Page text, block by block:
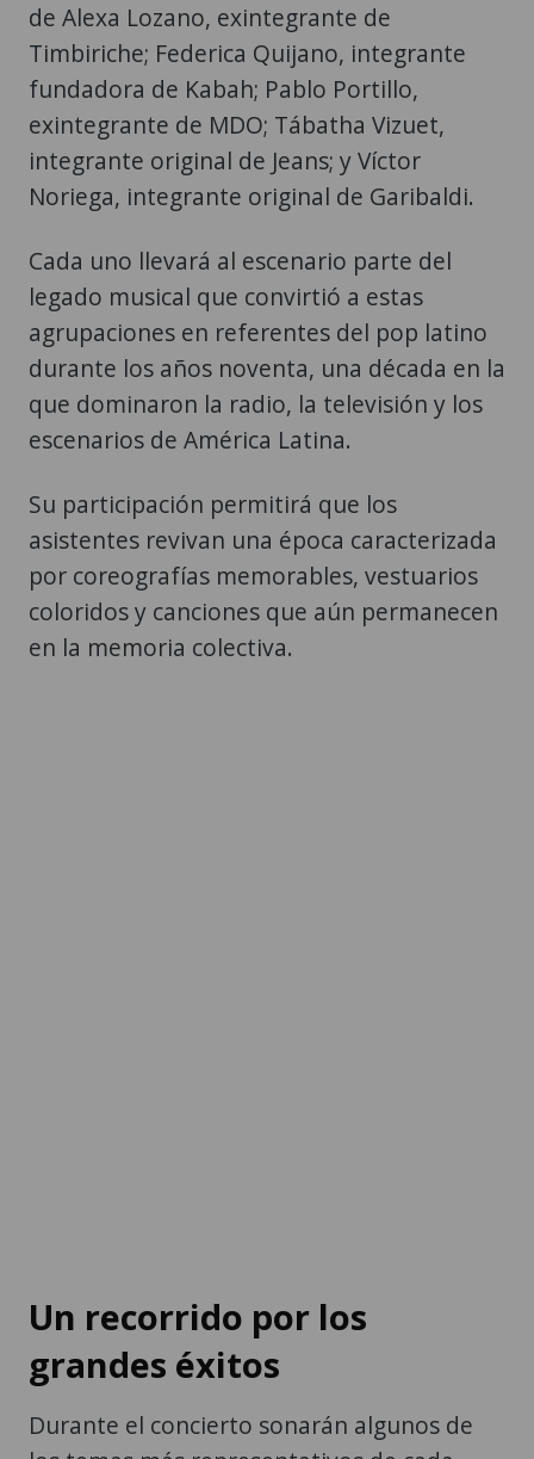
de Alexa Lozano, exintegrante de
Timbiriche; Federica Quijano, integrante
fundadora de Kabah; Pablo Portillo,
exintegrante de MDO; Tábatha Vizuet,
integrante original de Jeans; y Víctor
Noriega, integrante original de Garibaldi.
Cada uno llevará al escenario parte del
legado musical que convirtió a estas
agrupaciones en referentes del pop latino
durante los años noventa, una década en la
que dominaron la radio, la televisión y los
escenarios de América Latina.
Su participación permitirá que los
asistentes revivan una época caracterizada
por coreografías memorables, vestuarios
coloridos y canciones que aún permanecen
en la memoria colectiva.
Un recorrido por los
grandes éxitos
Durante el concierto sonarán algunos de